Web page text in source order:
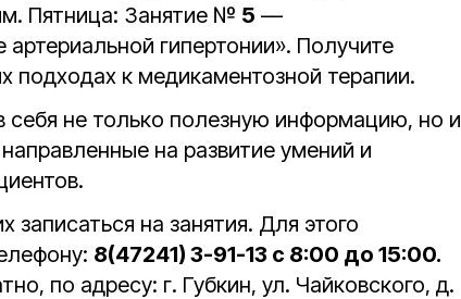
Пятница: Занятие № 5 —
гипертонии». Получите
к медикаментозной терапии.
себя не только полезную информацию, но и
на развитие умений и
на занятия. Для этого
8(47241) 3-91-13 с 8:00 до 15:00.
по адресу: г. Губкин, ул. Чайковского, д.